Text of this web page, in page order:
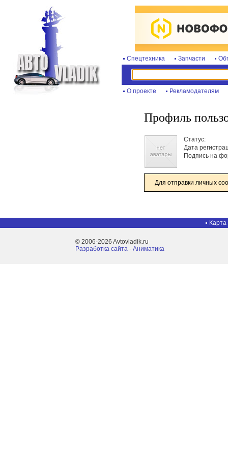
Спецтехника Запчасти
О проекте Рекламодателям
Профиль
Статус:
Дата
Подпись на
Для отправки личных
Карта
© 2006-2026 Avtovladik.ru
Разработка сайта - Aниматика